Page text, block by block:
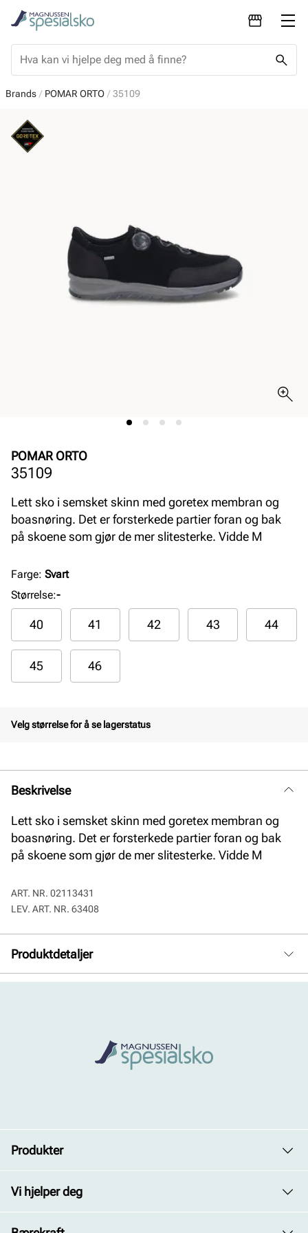
Brands POMAR ORTO 35109
POMAR ORTO
35109
Lett sko i semsket skinn med goretex membran og
boasnøring. Det er forsterkede partier foran og bak
på skoene som gjør de mer slitesterke. Vidde M
Farge: Svart
Størrelse:-
40 41 42 43 44
45 46
Velg størrelse for å se lagerstatus
Beskrivelse
Lett sko i semsket skinn med goretex membran og
boasnøring. Det er forsterkede partier foran og bak
på skoene som gjør de mer slitesterke. Vidde M
ART. NR. 02113431
LEV. ART. NR. 63408
Produktdetaljer
For:Skinn
Produkter
Dame
Herre
Vi hjelper deg
Avdelinger